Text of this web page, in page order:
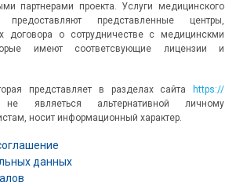
партнерами проекта. Услуги медицинского
предоставляют представленные центры,
договора о сотрудничестве с медицинскми
имеют соответсвующие лицензии и
представляет в разделах сайта
https://
являеться альтернативной личному
носит информационный характер.
данных